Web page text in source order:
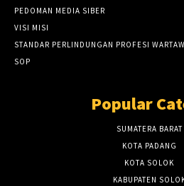
PEDOMAN MEDIA SIBER
VISI MISI
STANDAR PERLINDUNGAN PROFESI
SOP
Popular
SUMATERA BARAT
KOTA PADANG
KOTA SOLOK
KABUPATEN